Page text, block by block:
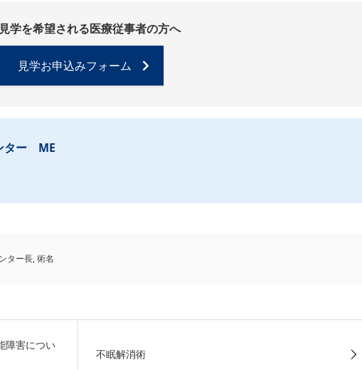
学を希望される医療従事者の方へ
見学お申込みフォーム
ター ME
ター長,術名
障害につい
不眠解消術